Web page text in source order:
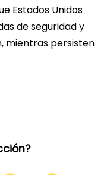
Estados Unidos
de seguridad y
mientras persisten